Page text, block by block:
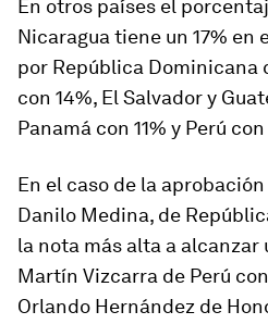
En otros países el
Nicaragua tiene un 17% en
por República Dominicana
con 14%, El Salvador y
Panamá con 11% y Perú con
En el caso de la
Danilo Medina, de
la nota más alta a alcanzar
Martín Vizcarra de Perú con
Orlando Hernández de